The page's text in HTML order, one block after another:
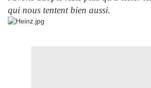
qui nous tentent bien aussi.